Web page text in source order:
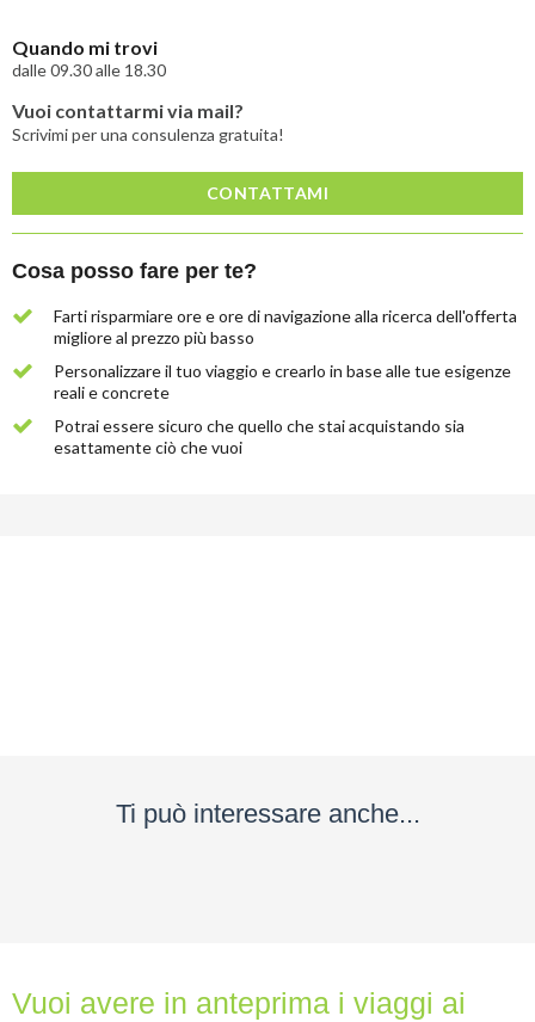
qui
la
Quando mi trovi
dalle 09.30 alle 18.30
Vuoi contattarmi via mail?
Scrivimi per una consulenza gratuita!
CONTATTAMI
Cosa posso fare per te?
Farti risparmiare ore e ore di navigazione alla ricerca dell'offerta
migliore al prezzo più basso
Personalizzare il tuo viaggio e crearlo in base alle tue esigenze
reali e concrete
Potrai essere sicuro che quello che stai acquistando sia
esattamente ciò che vuoi
Ti può interessare anche...
Vuoi avere in anteprima i viaggi ai